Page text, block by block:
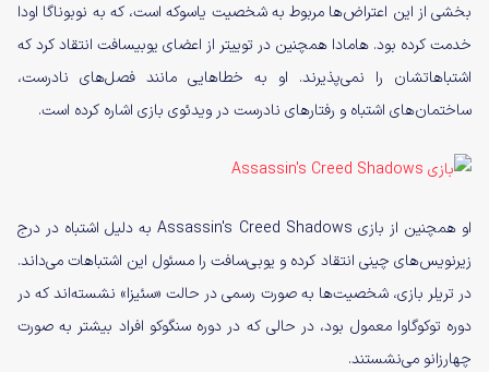
بخشی از این اعتراض‌ها مربوط به شخصیت یاسوکه است، که به نوبوناگا اودا
خدمت کرده بود. هامادا همچنین در توییتر از اعضای یوبیسافت انتقاد کرد که
اشتباهاتشان را نمی‌پذیرند. او به خطاهایی مانند فصل‌های نادرست،
ساختمان‌های اشتباه و رفتارهای نادرست در ویدئوی بازی اشاره کرده است.
او همچنین از بازی Assassin's Creed Shadows به دلیل اشتباه در درج
زیرنویس‌های چینی انتقاد کرده و یوبی‌سافت را مسئول این اشتباهات می‌داند.
در تریلر بازی، شخصیت‌ها به صورت رسمی در حالت «سئیزا» نشسته‌اند که در
دوره توکوگاوا معمول بود، در حالی که در دوره سنگوکو افراد بیشتر به صورت
چهارزانو می‌نشستند.